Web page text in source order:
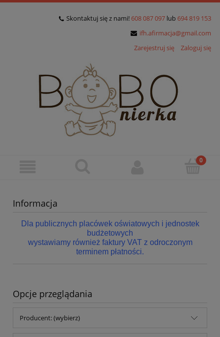
Skontaktuj się z nami! 608 087 097 lub 694 819 153
ifh.afirmacja@gmail.com
Zarejestruj się
Zaloguj się
Informacja
Dla publicznych placówek oświatowych i jednostek
budżetowych
wystawiamy również faktury VAT z odroczonym
terminem płatności.
Opcje przeglądania
Producent: (wybierz)